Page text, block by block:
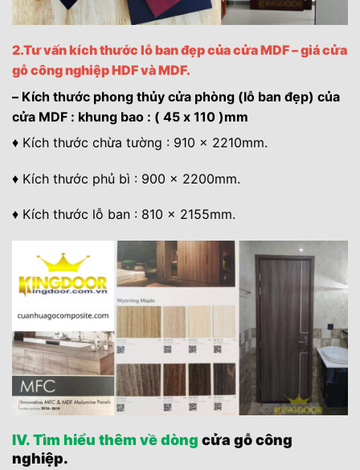
2.Tư vấn kích thước lỗ ban đẹp của cửa MDF – giá cửa
gỗ công nghiệp HDF và MDF.
– Kích thước phong thủy cửa phòng (lỗ ban đẹp) của
cửa MDF : khung bao : ( 45 x 110 )mm
♦ Kích thước chừa tường : 910 x 2210mm.
♦ Kích thước phủ bì : 900 x 2200mm.
♦ Kích thước lỗ ban : 810 x 2155mm.
IV. Tìm hiểu thêm về dòng cửa gỗ công
nghiệp.